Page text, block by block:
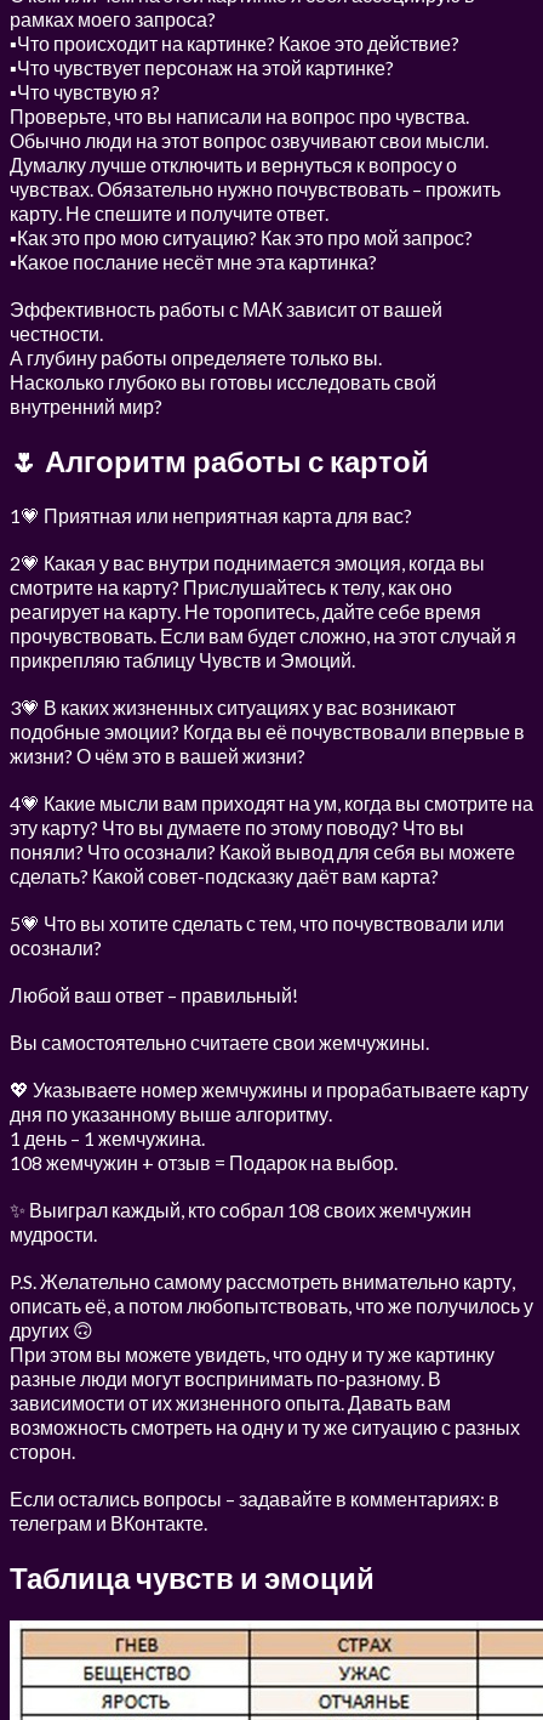
рамках моего запроса?
▪Что происходит на картинке? Какое это действие?
▪Что чувствует персонаж на этой картинке?
▪Что чувствую я?
Проверьте, что вы написали на вопрос про чувства.
Обычно люди на этот вопрос озвучивают свои мысли.
Думалку лучше отключить и вернуться к вопросу о
чувствах. Обязательно нужно почувствовать – прожить
карту. Не спешите и получите ответ.
▪Как это про мою ситуацию? Как это про мой запрос?
▪Какое послание несёт мне эта картинка?
Эффективность работы с МАК зависит от вашей
честности.
А глубину работы определяете только вы.
Насколько глубоко вы готовы исследовать свой
внутренний мир?
🌷 Алгоритм работы с картой
1💗 Приятная или неприятная карта для вас?
2💗 Какая у вас внутри поднимается эмоция, когда вы
смотрите на карту? Прислушайтесь к телу, как оно
реагирует на карту. Не торопитесь, дайте себе время
прочувствовать. Если вам будет сложно, на этот случай я
прикрепляю таблицу Чувств и Эмоций.
3💗 В каких жизненных ситуациях у вас возникают
подобные эмоции? Когда вы её почувствовали впервые в
жизни? О чём это в вашей жизни?
4💗 Какие мысли вам приходят на ум, когда вы смотрите на
эту карту? Что вы думаете по этому поводу? Что вы
поняли? Что осознали? Какой вывод для себя вы можете
сделать? Какой совет-подсказку даёт вам карта?
5💗 Что вы хотите сделать с тем, что почувствовали или
осознали?
Любой ваш ответ – правильный!
Вы самостоятельно считаете свои жемчужины.
💖 Указываете номер жемчужины и прорабатываете карту
дня по указанному выше алгоритму.
1 день – 1 жемчужина.
108 жемчужин + отзыв = Подарок на выбор.
✨ Выиграл каждый, кто собрал 108 своих жемчужин
мудрости.
P.S. Желательно самому рассмотреть внимательно карту,
описать её, а потом любопытствовать, что же получилось у
других 🙃
При этом вы можете увидеть, что одну и ту же картинку
разные люди могут воспринимать по-разному. В
зависимости от их жизненного опыта. Давать вам
возможность смотреть на одну и ту же ситуацию с разных
сторон.
Если остались вопросы – задавайте в комментариях: в
телеграм и ВКонтакте.
Таблица чувств и эмоций